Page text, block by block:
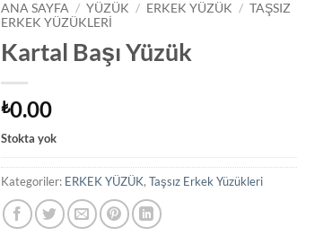
ANA SAYFA / YÜZÜK / ERKEK YÜZÜK / TAŞSIZ
ERKEK YÜZÜKLERI
Kartal Başı Yüzük
₺0.00
Stokta yok
Kategoriler: ERKEK YÜZÜK, Taşsız Erkek Yüzükleri